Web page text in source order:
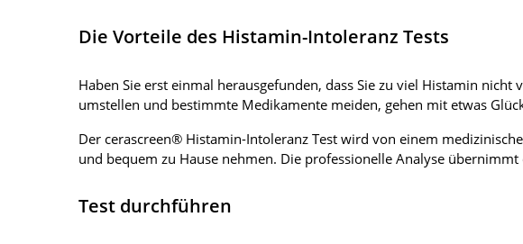
Die Vorteile des Histamin-Intoleranz Tests
Haben Sie erst einmal herausgefunden, dass Sie zu viel Histamin
umstellen und bestimmte Medikamente meiden, gehen mit etwas
Der cerascreen® Histamin-Intoleranz Test wird von einem
und bequem zu Hause nehmen. Die professionelle Analyse übernimmt
Test durchführen